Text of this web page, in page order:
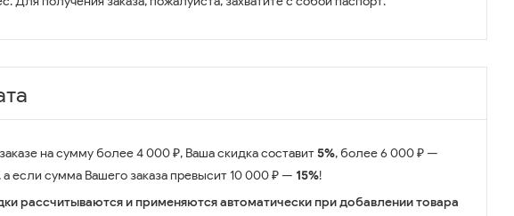
на сумму более 4 000 ₽, Ваша скидка составит5%, более 6 000 ₽ —
, а если сумма Вашего заказа превысит 10 000 ₽ — 15%!
рассчитываются и применяются автоматически при добавлении товара